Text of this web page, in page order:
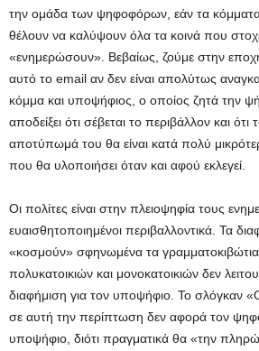
την ομάδα των ψηφοφόρων, εάν τα κόμματα
θέλουν να καλύψουν όλα τα κοινά που
«ενημερώσουν». Βεβαίως, ζούμε στην
αυτό το email αν δεν είναι απολύτως
κόμμα και υποψήφιος, ο οποίος ζητά την
αποδείξει ότι σέβεται το περιβάλλον και ότι
αποτύπωμά του θα είναι κατά πολύ
που θα υλοποιήσει όταν και αφού εκλεγεί.
Οι πολίτες είναι στην πλειοψηφία τους
ευαισθητοποιημένοι περιβαλλοντικά. Τα
«κοσμούν» σφηνωμένα τα γραμματοκιβώτια
πολυκατοικιών και μονοκατοικιών δεν
διαφήμιση για τον υποψήφιο. Το σλόγκαν
σε αυτή την περίπτωση δεν αφορά τον
υποψήφιο, διότι πραγματικά θα «την